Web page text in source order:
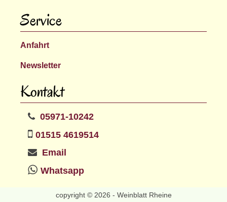
Service
Anfahrt
Newsletter
Kontakt
05971-10242
01515 4619514
Email
Whatsapp
copyright © 2026 - Weinblatt Rheine